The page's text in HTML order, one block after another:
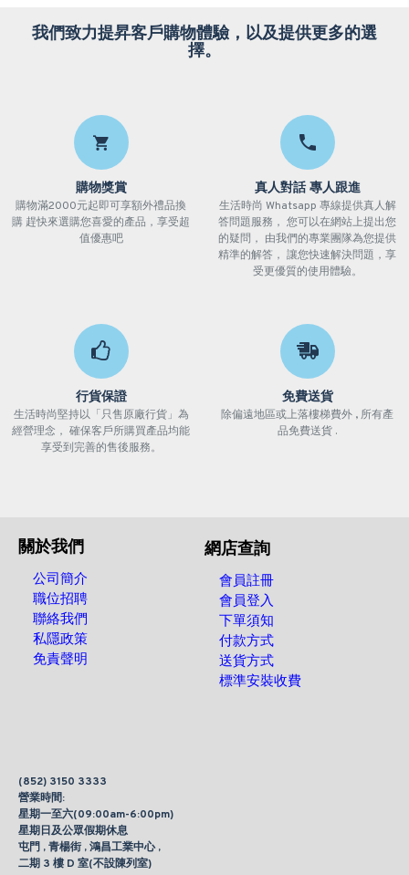
我們致力提昇客戶購物體驗，以及提供更多的選
擇。
購物獎賞
購物滿2000元起即可享額外禮品換
購 趕快來選購您喜愛的產品，享受超
值優惠吧
真人對話 專人跟進
生活時尚 Whatsapp 專線提供真人解
答問題服務， 您可以在網站上提出您
的疑問， 由我們的專業團隊為您提供
精準的解答， 讓您快速解決問題，享
受更優質的使用體驗。
行貨保證
生活時尚堅持以「只售原廠行貨」為
經營理念， 確保客戶所購買產品均能
享受到完善的售後服務。
免費送貨
除偏遠地區或上落樓梯費外 , 所有產
品免費送貨 .
關於我們
公司簡介
職位招聘
聯絡我們
私隱政策
免責聲明
網店查詢
會員註冊
會員登入
下單須知
付款方式
送貨方式
標準安裝收費
(852) 3150 3333
營業時間:
星期一至六(09:00am-6:00pm)
星期日及公眾假期休息
屯門 , 青楊街 , 鴻昌工業中心 ,
二期 3 樓 D 室(不設陳列室)